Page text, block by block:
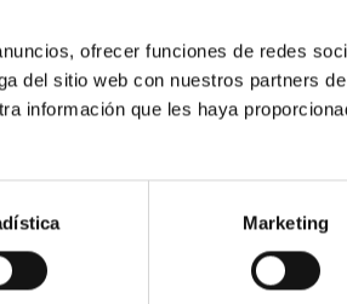
ofrecer funciones de redes
del sitio web con nuestros partners de
información que les haya
Marketing